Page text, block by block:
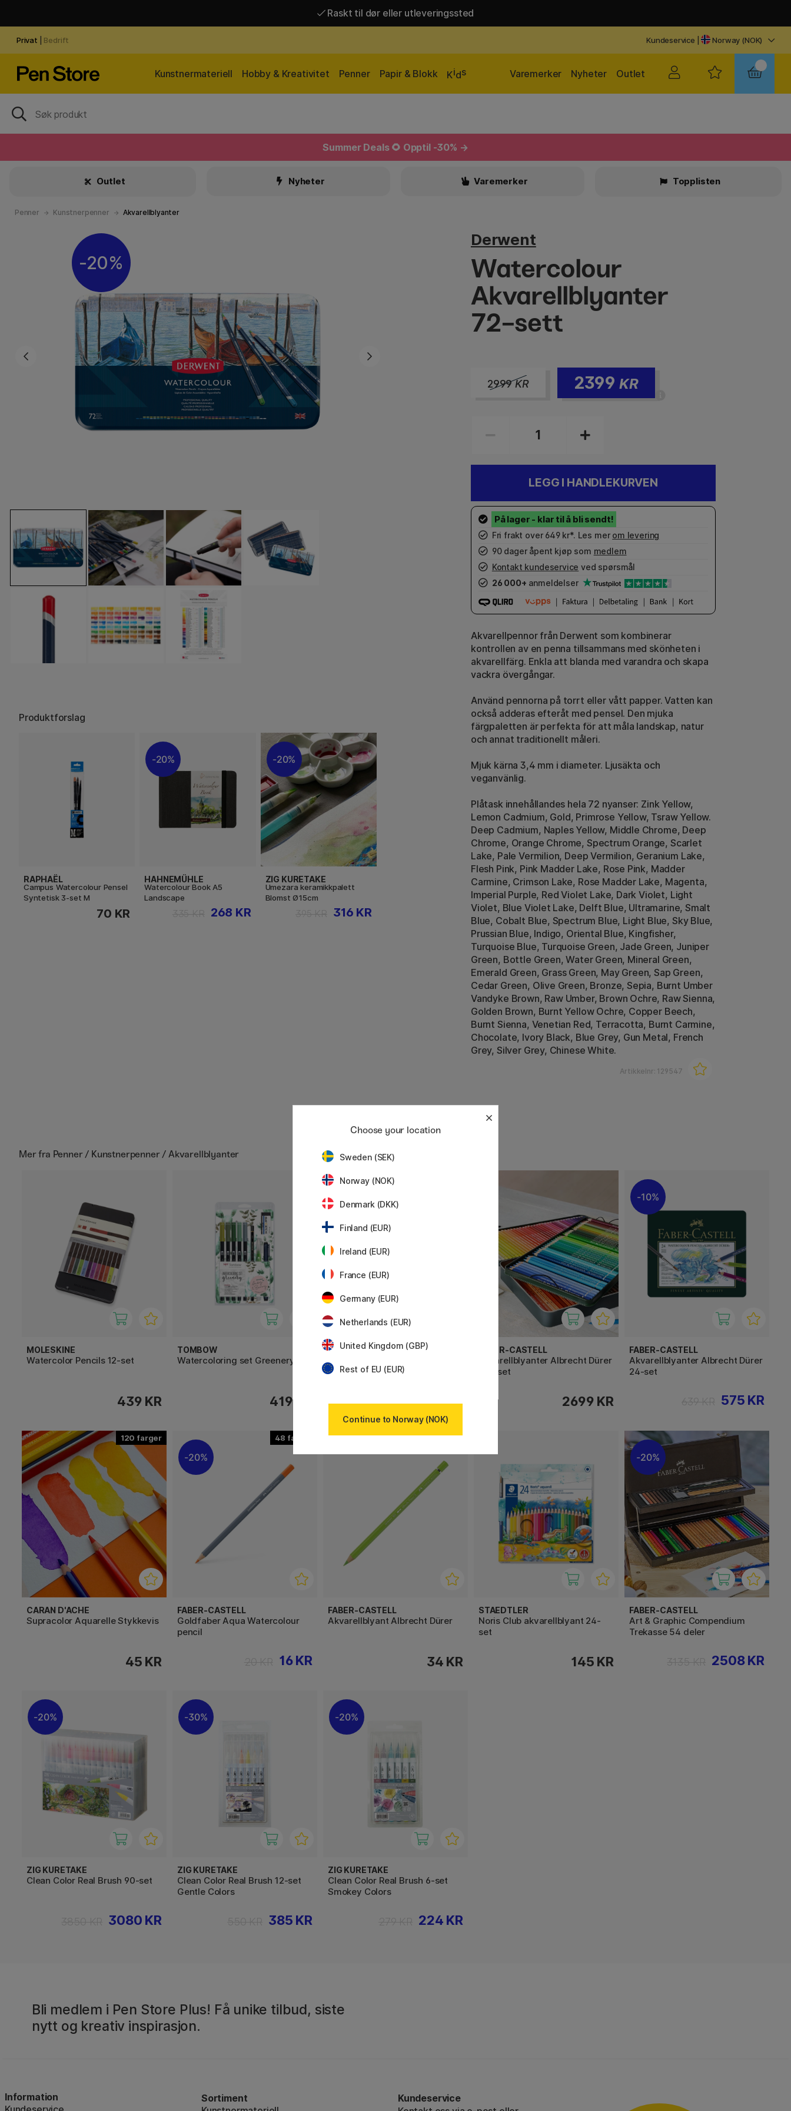
Raskt til dør eller utleveringssted
Privat Bedrift Kundeservice | Norway (NOK)
Kunstnermateriell Hobby & Kreativitet Penner Papir & Blokk Kids Outlet
Nyheter
Varemerker
Summer Deals 🌻 Opptil -30% →
Outlet Nyheter Varemerker Topplisten
Penner Kunstnerpenner Akvarellblyanter
20%
Produktforslag
RAPHAËL
Campus Watercolour Pensel
Syntetisk 3-set M
70 KR
20%
HAHNEMÜHLE
Watercolour Book A5
Landscape
268 KR
20%
ZIG KURETAKE
Umezara keramikkpalett
Blomst Ø15cm
316 KR
Derwent
Watercolour
Akvarellblyanter
72-sett
2999KR 2399 KR
LEGG I HANDLEKURVEN
Fri frakt over 649 kr*. Les mer om levering
90 dager åpent kjøp som medlem
Kontakt kundeservice ved spørsmål
26 000+ anmeldelser
Akvarellpennor från Derwent som kombinerar
kontrollen av en penna tillsammans med skönheten i
akvarellfärg. Enkla att blanda med varandra och skapa
vackra övergångar.
Använd pennorna på torrt eller vått papper. Vatten kan
också adderas efteråt med pensel. Den mjuka
färgpaletten är perfekta för att måla landskap, natur
och annat traditionellt måleri.
Mjuk kärna 3,4 mm i diameter. Ljusäkta och
veganvänlig.
Plåtask innehållandes hela 72 nyanser: Zink Yellow,
Lemon Cadmium, Gold, Primrose Yellow, Tsraw Yellow.
Deep Cadmium, Naples Yellow, Middle Chrome, Deep
Chrome, Orange Chrome, Spectrum Orange, Scarlet
Lake, Pale Vermilion, Deep Vermilion, Geranium Lake,
Flesh Pink, Pink Madder Lake, Rose Pink, Madder
Carmine, Crimson Lake, Rose Madder Lake, Magenta,
Imperial Purple, Red Violet Lake, Dark Violet, Light
Violet, Blue Violet Lake, Delft Blue, Ultramarine, Smalt
Blue, Cobalt Blue, Spectrum Blue, Light Blue, Sky Blue,
Prussian Blue, Indigo, Oriental Blue, Kingfisher,
Turquoise Blue, Turquoise Green, Jade Green, Juniper
Green, Bottle Green, Water Green, Mineral Green,
Emerald Green, Grass Green, May Green, Sap Green,
Cedar Green, Olive Green, Bronze, Sepia, Burnt Umber
Vandyke Brown, Raw Umber, Brown Ochre, Raw Sienna,
Golden Brown, Burnt Yellow Ochre, Copper Beech,
Burnt Sienna, Venetian Red, Terracotta, Burnt Carmine,
Chocolate, Ivory Black, Blue Grey, Gun Metal, French
Grey, Silver Grey, Chinese White.
Artikkelnr: 129547
Mer fra Penner / Kunstnerpenner / Akvarellblyanter
MOLESKINE
Watercolor Pencils 12-set
439 KR
TOMBOW
Watercoloring set Greenery
419 KR
TOMBOW
Watercoloring set Floral
419 KR
FABER-CASTELL
Akvarellblyanter Albrecht Dürer
120-set
2699 KR
10%
FABER-CASTELL
Akvarellblyanter Albrecht Dürer
24-set
575 KR
120
CARAN D'ACHE
Supracolor Aquarelle Stykkevis
45 KR
48
20%
FABER-CASTELL
Goldfaber Aqua Watercolour
pencil
16 KR
120
FABER-CASTELL
Akvarellblyant Albrecht Dürer
34 KR
STAEDTLER
Noris Club akvarellblyant 24-
set
145 KR
20%
FABER-CASTELL
Art & Graphic Compendium
Trekasse 54 deler
2508 KR
20%
ZIG KURETAKE
Clean Color Real Brush 90-set
3080 KR
30%
ZIG KURETAKE
Clean Color Real Brush 12-set
Gentle Colors
385 KR
20%
ZIG KURETAKE
Clean Color Real Brush 6-set
Smokey Colors
224 KR
Bli medlem i Pen Store Plus! Få unike tilbud, siste
nytt og kreativ inspirasjon.
Information
Sortiment
Kundeservice
Choose your location
Sweden (SEK)
Norway (NOK)
Denmark (DKK)
Finland (EUR)
Ireland (EUR)
France (EUR)
Germany (EUR)
Netherlands (EUR)
United Kingdom (GBP)
Rest of EU (EUR)
Continue to Norway (NOK)